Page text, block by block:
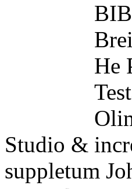
He
Studio &
suppletum